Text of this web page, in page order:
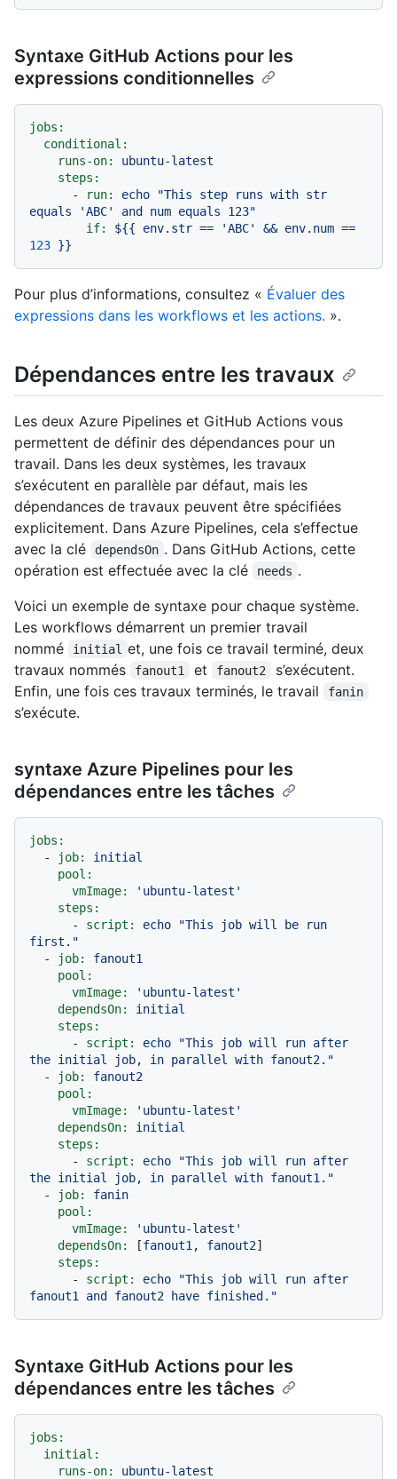
Syntaxe GitHub Actions pour les
expressions conditionnelles
jobs:
conditional:
runs-on:
ubuntu-latest
steps:
-
run: echo
"This step runs with str
equals 'ABC' and num equals 123"
if:
${{ env.str == 'ABC' && env.num ==
123 }}
Pour plus d’informations, consultez « Évaluer des
expressions dans les workflows et les actions. ».
Dépendances entre les travaux
Les deux Azure Pipelines et GitHub Actions vous
permettent de définir des dépendances pour un
travail. Dans les deux systèmes, les travaux
s’exécutent en parallèle par défaut, mais les
dépendances de travaux peuvent être spécifiées
explicitement. Dans Azure Pipelines, cela s’effectue
avec la clé
dependsOn . Dans GitHub Actions, cette
opération est effectuée avec la clé
needs .
Voici un exemple de syntaxe pour chaque système.
Les workflows démarrent un premier travail
nommé
initial et, une fois ce travail terminé, deux
travaux nommés
fanout1 et fanout2
s’exécutent.
Enfin, une fois ces travaux terminés, le travail
fanin
s’exécute.
syntaxe Azure Pipelines pour les
dépendances entre les tâches
jobs:
-
job:
initial
pool:
vmImage:
'ubuntu-latest'
steps:
-
script: echo
"This job will be run
first."
-
job:
fanout1
pool:
vmImage:
'ubuntu-latest'
dependsOn:
initial
steps:
-
script: echo
"This job will run after
the initial job, in parallel with fanout2."
-
job:
fanout2
pool:
vmImage:
'ubuntu-latest'
dependsOn:
initial
steps:
-
script: echo
"This job will run after
the initial job, in parallel with fanout1."
-
job:
fanin
pool:
vmImage:
'ubuntu-latest'
dependsOn:
[fanout1 , fanout2]
steps:
-
script: echo
"This job will run after
fanout1 and fanout2 have finished."
Syntaxe GitHub Actions pour les
dépendances entre les tâches
jobs:
initial:
runs-on:
ubuntu-latest